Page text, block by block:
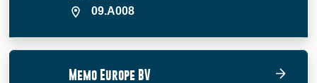
09.A008
Memo Europe BV